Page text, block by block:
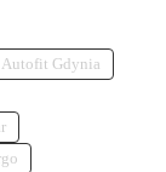
Autofit Gdynia